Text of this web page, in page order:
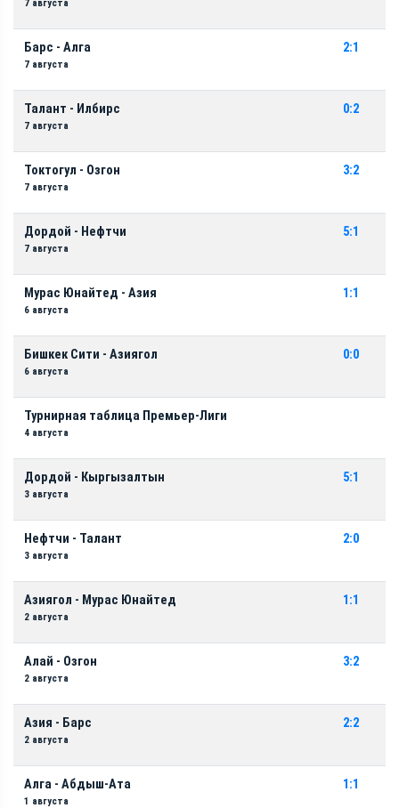
7 августа
Барс - Алга
7 августа
2:1
Талант - Илбирс
7 августа
0:2
Токтогул - Озгон
7 августа
3:2
Дордой - Нефтчи
7 августа
5:1
Мурас Юнайтед - Азия
6 августа
1:1
Бишкек Сити - Азиягол
6 августа
0:0
Турнирная таблица Премьер-Лиги
4 августа
Дордой - Кыргызалтын
3 августа
5:1
Нефтчи - Талант
3 августа
2:0
Азиягол - Мурас Юнайтед
2 августа
1:1
Алай - Озгон
2 августа
3:2
Азия - Барс
2 августа
2:2
Алга - Абдыш-Ата
1 августа
1:1